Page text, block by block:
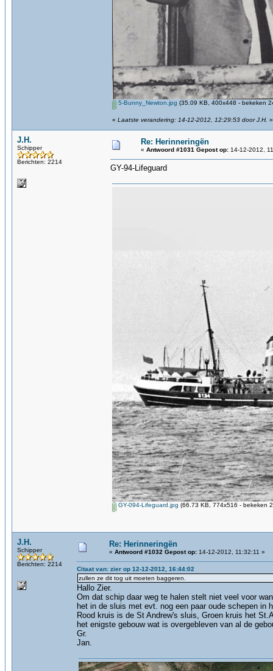
5-Bunny_Newton.jpg (35.09 KB, 400x448 - bekeken
« Laatste verandering: 14-12-2012, 12:29:53 door J.H. »
J.H.
Schipper
Berichten: 2214
Re: Herinneringën
« Antwoord #1031 Gepost op: 14-12-2012,
GY-94-Lifeguard
GY-094-Lifeguard.jpg (66.73 KB, 774x516 - bekeken
J.H.
Schipper
Berichten: 2214
Re: Herinneringën
« Antwoord #1032 Gepost op: 14-12-2012, 11:32:11 »
Citaat van: zier op 12-12-2012, 16:44:02
zullen ze dit tog uit moeten baggeren.
Hallo Zier.
Om dat schip daar weg te halen stelt niet veel voor
het in de sluis met evt. nog een paar oude schepen
Rood kruis is de St Andrew's sluis, Groen kruis het
het enigste gebouw wat is overgebleven van al de
Gr.
Jan.